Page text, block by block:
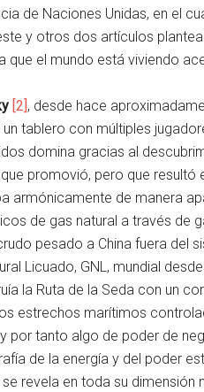
de Naciones Unidas, en el
y otros dos artículos
el mundo está viviendo
[2], desde hace
tablero con múltiples
domina gracias al
promovió, pero que resultó
armónicamente de manera
de gas natural a través de
pesado a China fuera del
Licuado, GNL, mundial
la Ruta de la Seda con un
estrechos marítimos
por tanto algo de poder de
de la energía y del poder
revela en toda su dimensión